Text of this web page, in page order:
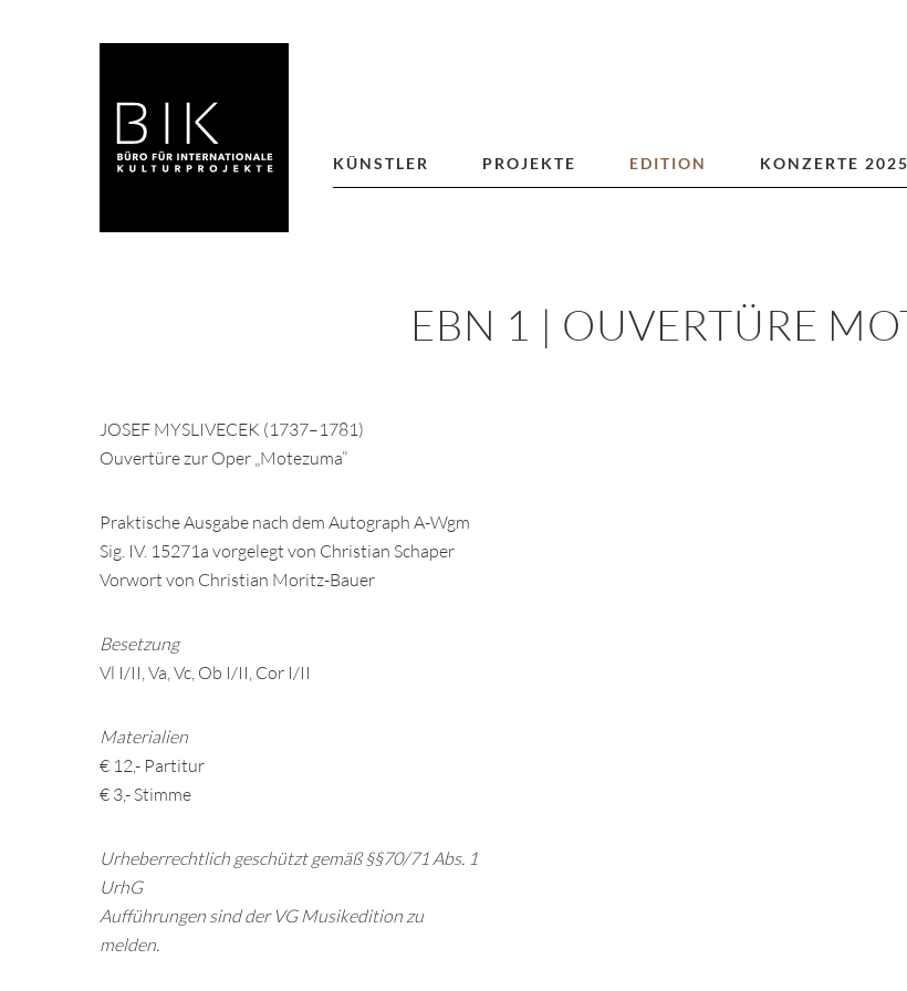
KÜNSTLER PROJEKTE EDITION KONZERTE 2025
EBN 1 | OUVERTÜRE
JOSEF MYSLIVECEK (1737–1781)
Ouvertüre zur Oper „Motezuma”
Praktische Ausgabe nach dem Autograph A-Wgm
Sig. IV. 15271a vorgelegt von Christian Schaper
Vorwort von Christian Moritz-Bauer
Besetzung
Vl I/II, Va, Vc, Ob I/II, Cor I/II
Materialien
€ 12,- Partitur
€ 3,- Stimme
Urheberrechtlich geschützt gemäß §§70/71 Abs. 1
UrhG
Aufführungen sind der VG Musikedition zu
melden.